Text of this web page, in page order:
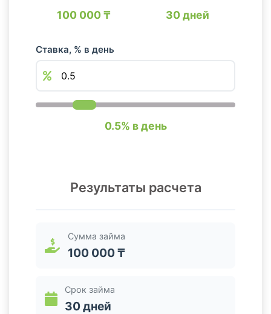
100 000 ₸ 30 дней
Ставка, % в день
0.5% в день
Результаты расчета
Сумма займа
100 000 ₸
Срок займа
30 дней